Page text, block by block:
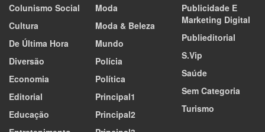
Colunismo Social
Cultura
De Última Hora
Diversão
Economia
Editorial
Educação
Moda
Moda & Beleza
Mundo
Polícia
Política
Principal1
Principal2
Publicidade E
Marketing Digital
Publieditorial
S.Vip
Saúde
Sem Categoria
Turismo